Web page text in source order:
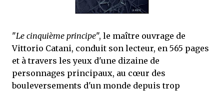
"Le cinquième principe", le maître ouvrage de
Vittorio Catani, conduit son lecteur, en 565 pages
et à travers les yeux d'une dizaine de
personnages principaux, au cœur des
bouleversements d'un monde depuis trop